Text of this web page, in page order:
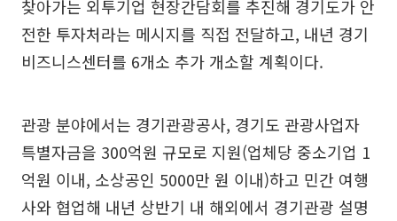
찾아가는 외투기업 현장간담회를 추진해 경기도가 안
전한 투자처라는 메시지를 직접 전달하고, 내년 경기
비즈니스센터를 6개소 추가 개소할 계획이다.
관광 분야에서는 경기관광공사, 경기도 관광사업자
특별자금을 300억원 규모로 지원(업체당 중소기업 1
억원 이내, 소상공인 5000만 원 이내)하고 민간 여행
사와 협업해 내년 상반기 내 해외에서 경기관광 설명